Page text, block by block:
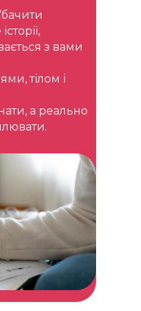
з вами
тілом і
а реально
:
як
потреби, як
запиту до
що насправді
“тут і
процес